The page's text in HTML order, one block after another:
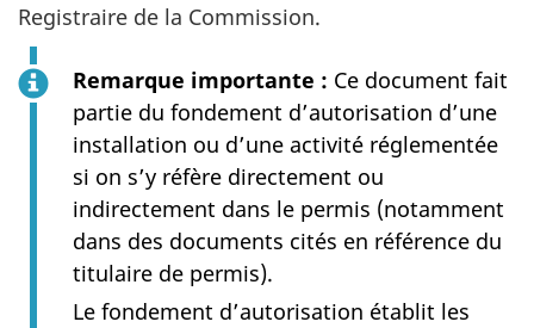
Registraire de la Commission.
Remarque importante : Ce document fait
partie du fondement d’autorisation d’une
installation ou d’une activité réglementée
si on s’y réfère directement ou
indirectement dans le permis (notamment
dans des documents cités en référence du
titulaire de permis).
Le fondement d’autorisation établit les